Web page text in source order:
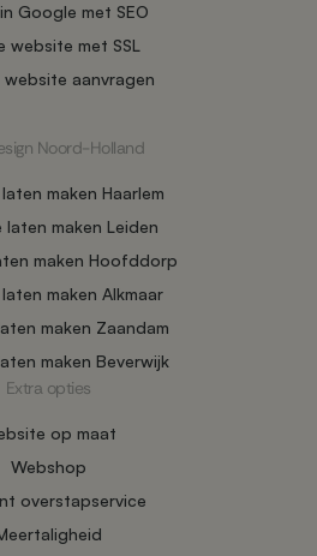
Google met SEO
website met SSL
aanvragen
Noord-Holland
maken Haarlem
laten maken Leiden
maken Hoofddorp
maken Alkmaar
maken Zaandam
maken Beverwijk
Extra opties
op maat
Webshop
overstapservice